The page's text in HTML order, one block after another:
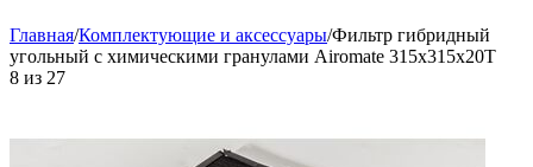
Главная/Комплектующие и аксессуары/Фильтр гибридный
угольный с химическими гранулами Airomate 315x315x20T
8 из 27